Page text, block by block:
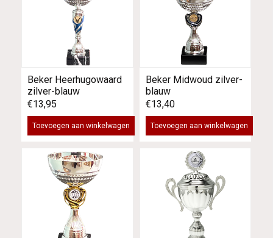
Beker Heerhugowaard
zilver-blauw
€13,95
Toevoegen aan winkelwagen
Beker Midwoud zilver-
blauw
€13,40
Toevoegen aan winkelwagen